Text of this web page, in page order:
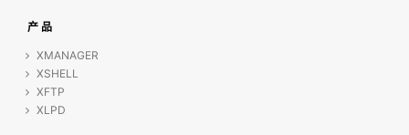
产 品
XMANAGER
XSHELL
XFTP
XLPD